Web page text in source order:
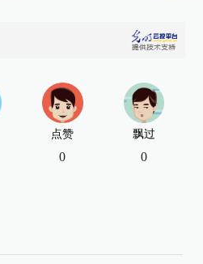
点赞
0
飘过
0